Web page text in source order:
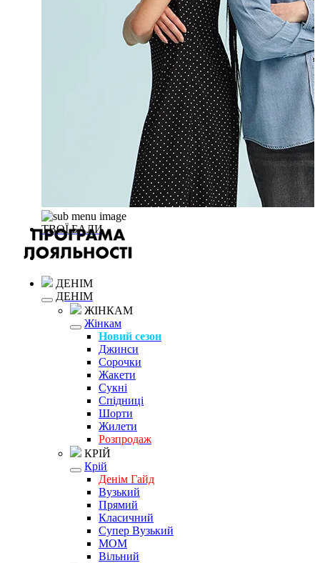
ТВОЇ БАЛИ
ДЕНІМ
ДЕНІМ
ЖІНКАМ
Жінкам
Новий сезон
Джинси
Сорочки
Жакети
Сукні
Спідниці
Шорти
Жилети
Розпродаж
КРІЙ
Крій
Денім Гайд
Вузький
Прямий
Класичний
Супер Вузький
MOM
Вільний